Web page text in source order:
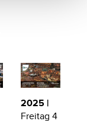
2025 |
Freitag 4